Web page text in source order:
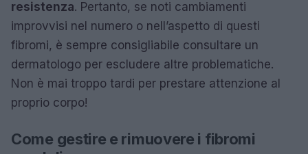
resistenza. Pertanto, se noti cambiamenti
improvvisi nel numero o nell’aspetto di questi
fibromi, è sempre consigliabile consultare un
dermatologo per escludere altre problematiche.
Non è mai troppo tardi per prestare attenzione al
proprio corpo!
Come gestire e rimuovere i fibromi